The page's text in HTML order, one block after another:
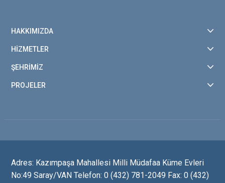
HAKKIMIZDA
HİZMETLER
ŞEHRİMİZ
PROJELER
Adres: Kazımpaşa Mahallesi Milli Müdafaa Küme Evleri
No:49 Saray/VAN Telefon: 0 (432) 781-2049 Fax: 0 (432)